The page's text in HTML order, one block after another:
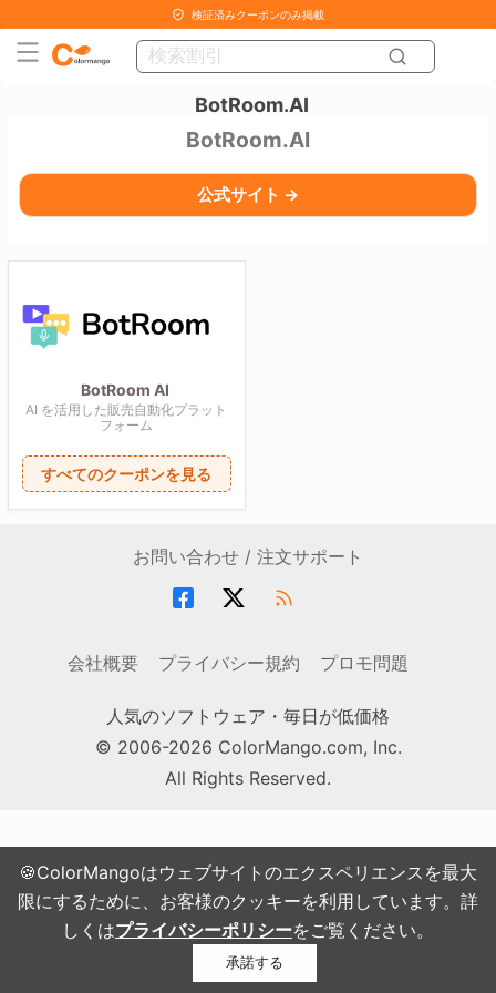
🍪ColorMangoはウェブサイトのエクスペリエンスを最大
限にするために、お客様のクッキーを利用しています。詳
しくはプライバシーポリシーをご覧ください。
承諾する
検証済みクーポンのみ掲載
BotRoom.AI
BotRoom.AI
公式サイト →
BotRoom AI
AI を活用した販売自動化プラット
フォーム
すべてのクーポンを見る
お問い合わせ / 注文サポート
会社概要 プライバシー規約 プロモ問題
人気のソフトウェア・毎日が低価格
© 2006-2026 ColorMango.com, Inc.
All Rights Reserved.